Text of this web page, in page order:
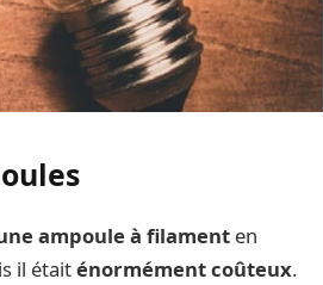
ampoule à filament en
il étaiténormémentcoûteux.